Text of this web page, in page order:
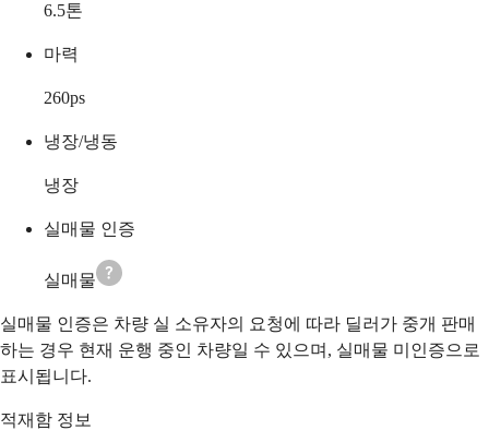
6.5톤
마력
260ps
냉장/냉동
냉장
실매물 인증
실매물
실매물 인증은 차량 실 소유자의 요청에 따라 딜러가 중개 판매
하는 경우 현재 운행 중인 차량일 수 있으며, 실매물 미인증으로
표시됩니다.
적재함 정보